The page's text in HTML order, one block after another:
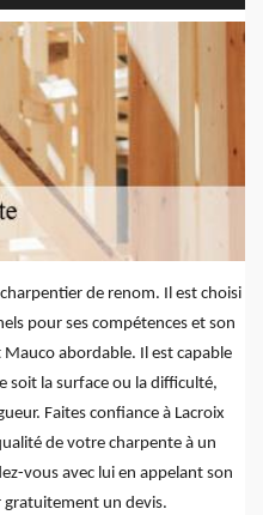
de renom. Il est choisi
pour ses compétences et son
abordable. Il est capable
soit la surface ou la difficulté,
Faites confiance à Lacroix
de votre charpente à un
vous avec lui en appelant son
gratuitement un devis.